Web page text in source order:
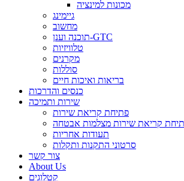
מכונות למינציה
גיימינג
מחשוב
תוכנה וענן-GTC
טלוויזיות
מקרנים
סוללות
בריאות ואיכות חיים
כנסים והדרכות
שירות ותמיכה
פתיחת קריאת שירות
תעודות אחריות
סרטוני התקנות ותקלות
צור קשר
About Us
קטלוגים